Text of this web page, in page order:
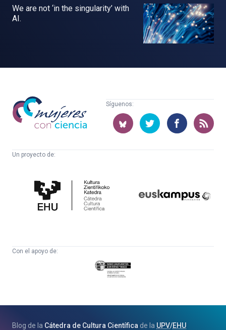
We are not ‘in the singularity’ with
AI.
Mujeres
con
ciencia
Síguenos:
Un proyecto de:
Cultura
Científica
Con el apoyo de:
Eusko
Jaurlaritza
eta
Blog de la Cátedra de Cultura Científica de la UPV/EHU